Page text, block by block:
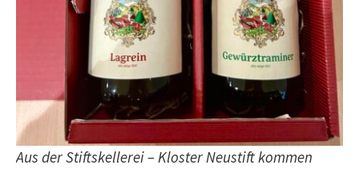
Aus der Stiftskellerei – Kloster Neustift kommen